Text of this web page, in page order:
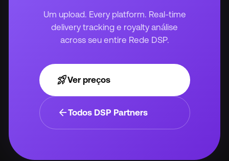
Um upload. Every platform. Real-time
delivery tracking e royalty análise
across seu entire Rede DSP.
rocket_launchVer preços
arrow_backTodos DSP Partners